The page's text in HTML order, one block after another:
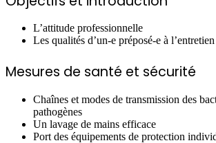
L’attitude professionnelle
Les qualités d’un-e préposé-e à
Mesures de santé et sécurité
Chaînes et modes de transmission des
pathogènes
Un lavage de mains efficace
Port des équipements de protection